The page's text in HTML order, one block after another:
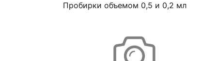
Пробирки объемом 0,5 и 0,2 мл